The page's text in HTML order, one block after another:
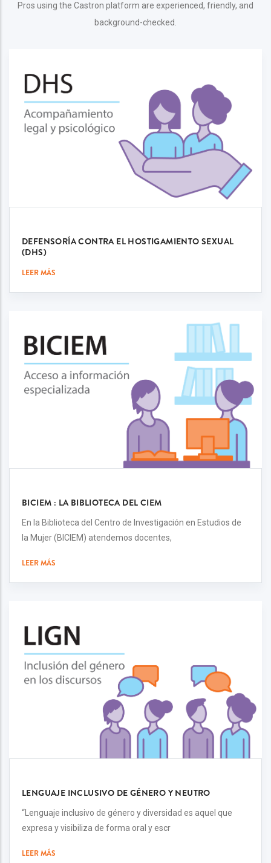
Pros using the Castron platform are experienced, friendly, and
background-checked.
DEFENSORÍA CONTRA EL HOSTIGAMIENTO SEXUAL
(DHS)
LEER MÁS
BICIEM : LA BIBLIOTECA DEL CIEM
En la Biblioteca del Centro de Investigación en Estudios de
la Mujer (BICIEM) atendemos docentes,
LEER MÁS
LENGUAJE INCLUSIVO DE GÉNERO Y NEUTRO
“Lenguaje inclusivo de género y diversidad es aquel que
expresa y visibiliza de forma oral y escr
LEER MÁS